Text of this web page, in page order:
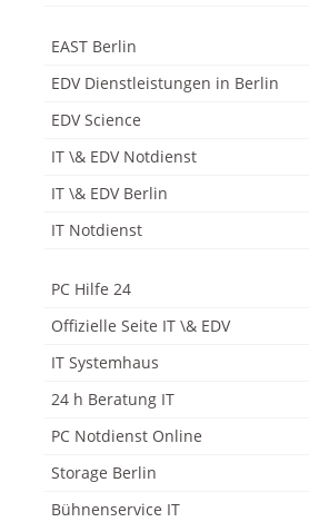
EAST Berlin
EDV Dienstleistungen in Berlin
EDV Science
IT \& EDV Notdienst
IT \& EDV Berlin
IT Notdienst
PC Hilfe 24
Offizielle Seite IT \& EDV
IT Systemhaus
24 h Beratung IT
PC Notdienst Online
Storage Berlin
Bühnenservice IT